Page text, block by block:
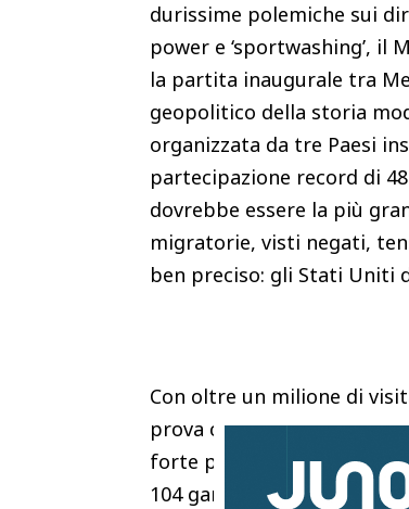
durissime polemiche sui
power e ‘sportwashing’, il
la partita inaugurale tra
geopolitico della storia
organizzata da tre Paesi
partecipazione record di
dovrebbe essere la più
migratorie, visti negati,
ben preciso: gli Stati Uniti
Con oltre un milione di
prova cruciale per
forte polarizzazione
104 gare in programma e